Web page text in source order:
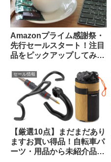
Amazonプライム感謝祭・
先行セールスタート！注目
品をピックアップしてみま
セール情報
【厳選10点】まだまだあり
ますお買い得品！自転車パ
ーツ・用品から未紹介品を